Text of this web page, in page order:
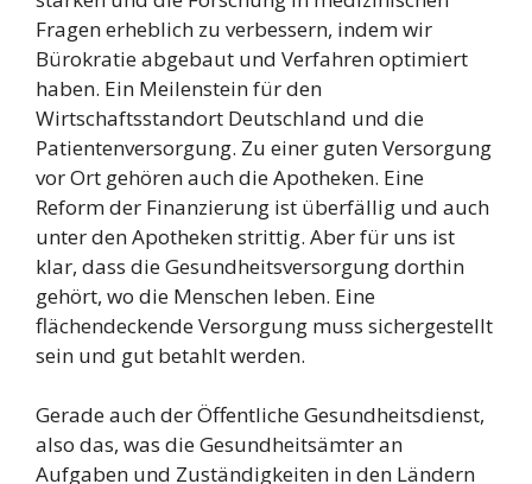
Fragen erheblich zu verbessern, indem wir
Bürokratie abgebaut und Verfahren optimiert
haben. Ein Meilenstein für den
Wirtschaftsstandort Deutschland und die
Patientenversorgung. Zu einer guten Versorgung
vor Ort gehören auch die Apotheken. Eine
Reform der Finanzierung ist überfällig und auch
unter den Apotheken strittig. Aber für uns ist
klar, dass die Gesundheitsversorgung dorthin
gehört, wo die Menschen leben. Eine
flächendeckende Versorgung muss sichergestellt
sein und gut betahlt werden.
Gerade auch der Öffentliche Gesundheitsdienst,
also das, was die Gesundheitsämter an
Aufgaben und Zuständigkeiten in den Ländern